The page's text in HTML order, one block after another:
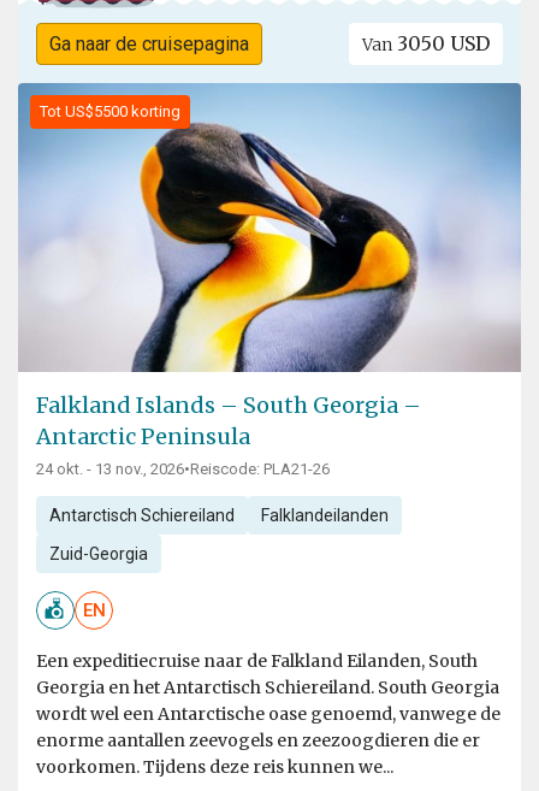
Ga naar de cruisepagina Van 3050 USD
Tot US$5500 korting
Falkland Islands – South Georgia –
Antarctic Peninsula
24 okt. - 13 nov., 2026•Reiscode: PLA21-26
Antarctisch Schiereiland Falklandeilanden
Zuid-Georgia
EN
Een expeditiecruise naar de Falkland Eilanden, South
Georgia en het Antarctisch Schiereiland. South Georgia
wordt wel een Antarctische oase genoemd, vanwege de
enorme aantallen zeevogels en zeezoogdieren die er
voorkomen. Tijdens deze reis kunnen we...